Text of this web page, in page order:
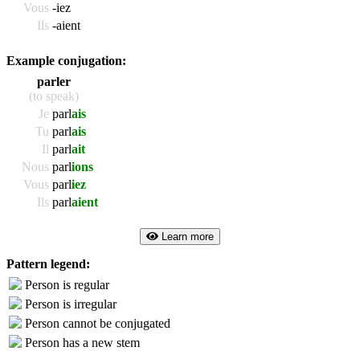
Vous -iez
Ils -aient
Example conjugation:
parler
(to speak)
Je parlais
Tu parlais
Il parlait
Nous parlions
Vous parliez
Ils parlaient
Learn more
Pattern legend:
Person is regular
Person is irregular
Person cannot be conjugated
Person has a new stem